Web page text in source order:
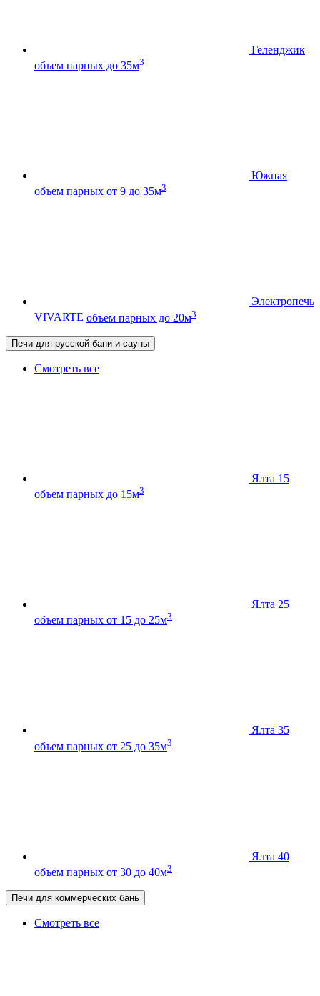
Геленджик
объем парных до 35м3
Южная
объем парных от 9 до 35м3
Электропечь
VIVARTE объем парных до 20м3
Печи для русской бани и сауны
Смотреть все
Ялта 15
объем парных до 15м3
Ялта 25
объем парных от 15 до 25м3
Ялта 35
объем парных от 25 до 35м3
Ялта 40
объем парных от 30 до 40м3
Печи для коммерческих бань
Смотреть все